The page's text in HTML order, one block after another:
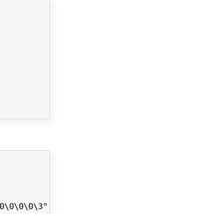
10},